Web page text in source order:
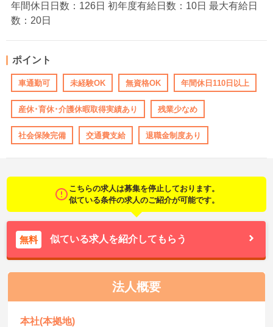
年間休日日数：126日 初年度有給日数：10日 最大有給日
数：20日
ポイント
車通勤可 未経験OK 無資格OK 年間休日110日以上
産休･育休･介護休暇取得実績あり 残業少なめ
社会保険完備 交通費支給 退職金制度あり
こちらの求人は募集を停止しております。
似ている条件の求人のご紹介が可能です。
無料 似ている求人を紹介してもらう
法人概要
本社(本拠地)